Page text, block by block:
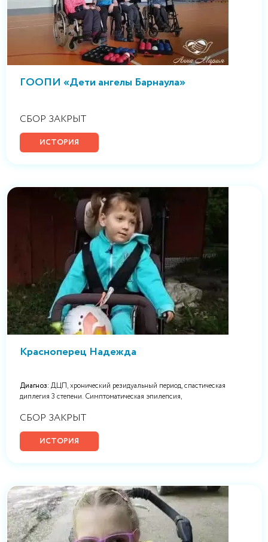
ГООПИ «Дети ангелы Барнаула»
СБОР ЗАКРЫТ
ИСТОРИЯ
Красноперец Надежда
Диагноз: ДЦП, хронический резидуальный период, спастическая
диплегия 3 степени. Симптоматическая эпилепсия,
СБОР ЗАКРЫТ
ИСТОРИЯ